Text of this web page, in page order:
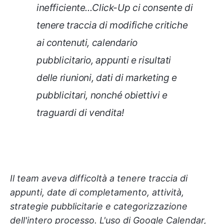
inefficiente...Click-Up ci consente di
tenere traccia di modifiche critiche
ai contenuti, calendario
pubblicitario, appunti e risultati
delle riunioni, dati di marketing e
pubblicitari, nonché obiettivi e
traguardi di vendita!
Il team aveva difficoltà a tenere traccia di
appunti, date di completamento, attività,
strategie pubblicitarie e categorizzazione
dell'intero processo. L'uso di Google Calendar,